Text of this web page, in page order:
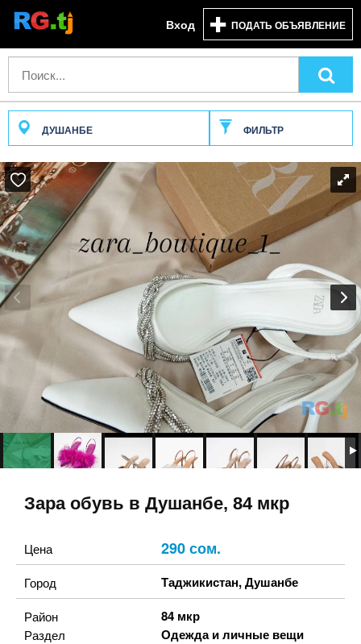
Вход ПОДАТЬ ОБЪЯВЛЕНИЕ
ДУШАНБЕ ФИЛЬТР
Зара обувь в Душанбе, 84 мкр
Цена 290 сом.
Город Таджикистан,Душанбе
Район 84 мкр
Раздел Одежда и личные вещи